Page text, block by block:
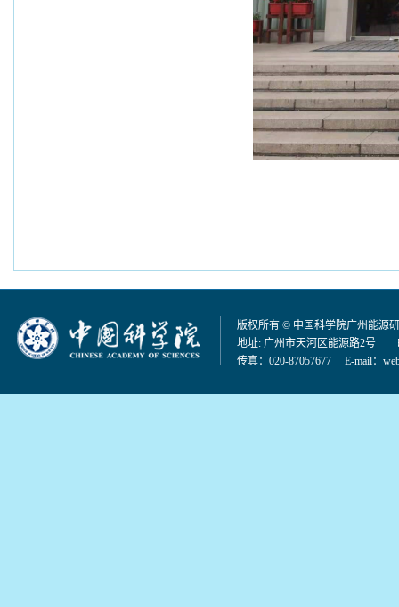
版权所有 © 中国科学院广州能源
地址: 广州市天河区能源路2号
传真：020-87057677 E-mail：